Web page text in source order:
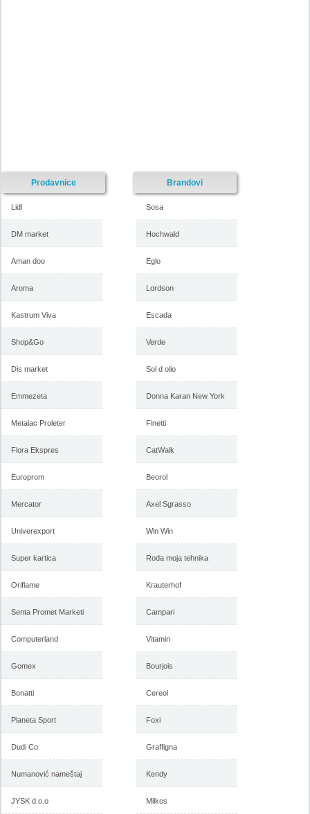
Prodavnice
Lidl
DM market
Aman doo
Aroma
Kastrum Viva
Shop&Go
Dis market
Emmezeta
Metalac Proleter
Flora Ekspres
Europrom
Mercator
Univerexport
Super kartica
Oriflame
Senta Promet Marketi
Computerland
Gomex
Bonatti
Planeta Sport
Dudi Co
Numanović nameštaj
JYSK d.o.o
Brandovi
Sosa
Hochwald
Eglo
Lordson
Escada
Verde
Sol d olio
Donna Karan New York
Finetti
CatWalk
Beorol
Axel Sgrasso
Win Win
Roda moja tehnika
Krauterhof
Campari
Vitamin
Bourjois
Cereol
Foxi
Graffigna
Kendy
Milkos